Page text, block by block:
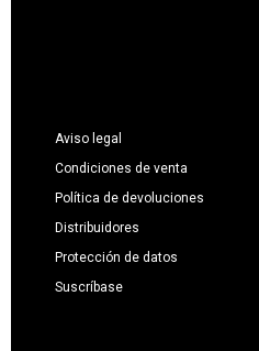
Aviso legal
Condiciones de venta
Política de devoluciones
Distribuidores
Protección de datos
Suscríbase